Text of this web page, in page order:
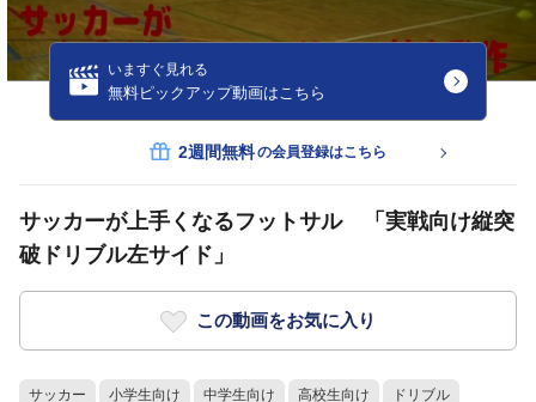
いますぐ見れる
無料ピックアップ動画はこちら
2週間無料の会員登録はこちら
サッカーが上手くなるフットサル 「実戦向け縦突
破ドリブル左サイド」
この動画をお気に入り
サッカー 小学生向け 中学生向け 高校生向け ドリブル